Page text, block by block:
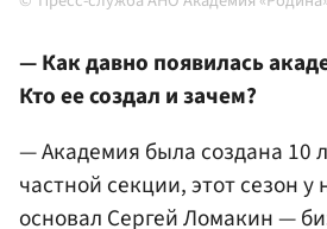
— Как давно появилась
Кто ее создал и зачем?
— Академия была создана 10
частной секции, этот сезон
основал Сергей Ломакин —